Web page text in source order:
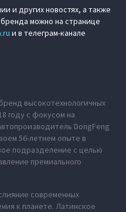
и других новостях, а также
можно на странице
и в телеграм-канале
высокотехнологичных
году с фокусом на
DongFeng
56-летнем опыте в
подразделение с целью
премиального
современных
к планете. Латинское